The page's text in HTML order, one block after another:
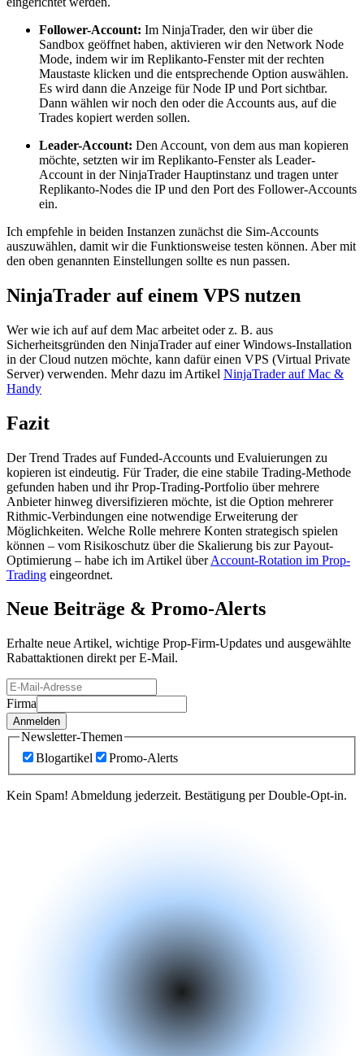
Follower-Account: Im NinjaTrader, den wir über die
Sandbox geöffnet haben, aktivieren wir den Network Node
Mode, indem wir im Replikanto-Fenster mit der rechten
Maustaste klicken und die entsprechende Option auswählen.
Es wird dann die Anzeige für Node IP und Port sichtbar.
Dann wählen wir noch den oder die Accounts aus, auf die
Trades kopiert werden sollen.
Leader-Account: Den Account, von dem aus man kopieren
möchte, setzten wir im Replikanto-Fenster als Leader-
Account in der NinjaTrader Hauptinstanz und tragen unter
Replikanto-Nodes die IP und den Port des Follower-Accounts
ein.
Ich empfehle in beiden Instanzen zunächst die Sim-Accounts
auszuwählen, damit wir die Funktionsweise testen können. Aber mit
den oben genannten Einstellungen sollte es nun passen.
NinjaTrader auf einem VPS nutzen
Wer wie ich auf auf dem Mac arbeitet oder z. B. aus
Sicherheitsgründen den NinjaTrader auf einer Windows-Installation
in der Cloud nutzen möchte, kann dafür einen VPS (Virtual Private
Server) verwenden. Mehr dazu im Artikel NinjaTrader auf Mac &
Handy
Fazit
Der Trend Trades auf Funded-Accounts und Evaluierungen zu
kopieren ist eindeutig. Für Trader, die eine stabile Trading-Methode
gefunden haben und ihr Prop-Trading-Portfolio über mehrere
Anbieter hinweg diversifizieren möchte, ist die Option mehrerer
Rithmic-Verbindungen eine notwendige Erweiterung der
Möglichkeiten. Welche Rolle mehrere Konten strategisch spielen
können – vom Risikoschutz über die Skalierung bis zur Payout-
Optimierung – habe ich im Artikel überAccount-Rotation im Prop-
Trading eingeordnet.
Neue Beiträge & Promo-Alerts
Erhalte neue Artikel, wichtige Prop-Firm-Updates und ausgewählte
Rabattaktionen direkt per E-Mail.
Firma
Anmelden
Newsletter-Themen
Blogartikel
Promo-Alerts
Kein Spam! Abmeldung jederzeit. Bestätigung per Double-Opt-in.